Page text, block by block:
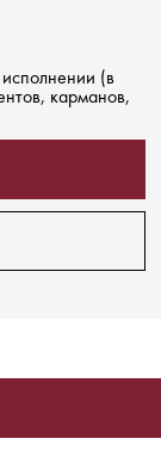
(в
карманов,